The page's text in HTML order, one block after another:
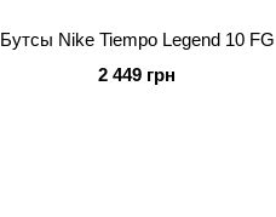
Бутсы Nike Tiempo Legend 10 FG
2 449 грн